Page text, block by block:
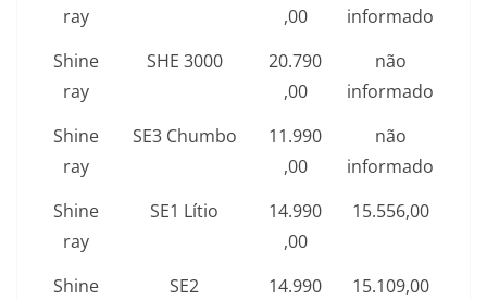
ray
,00
informado
Shine
ray
SHE 3000
20.790
,00
não
informado
Shine
ray
SE3 Chumbo
11.990
,00
não
informado
Shine
ray
SE1 Lítio
14.990
,00
15.556,00
Shine
SE2
14.990
15.109,00